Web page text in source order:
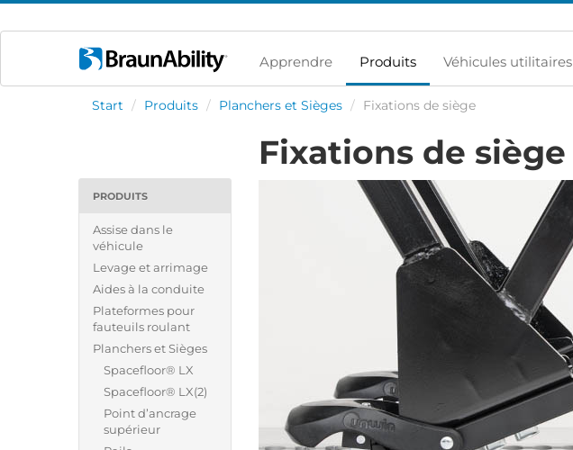
Apprendre Produits Véhicules utilitaires
Start / Produits / Planchers et Sièges / Fixations de siège
PRODUITS
Assise dans le
véhicule
Levage et arrimage
Aides à la conduite
Plateformes pour
fauteuils roulant
Planchers et Sièges
Spacefloor® LX
Spacefloor® LX(2)
Point d’ancrage
supérieur
Fixations de siège